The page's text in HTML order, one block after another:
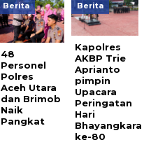
Berita
48
Personel
Polres
Aceh Utara
dan Brimob
Naik
Pangkat
Berita
Kapolres
AKBP Trie
Aprianto
pimpin
Upacara
Peringatan
Hari
Bhayangkara
ke-80